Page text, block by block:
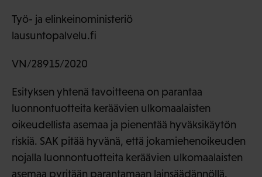
Työ- ja elinkeinoministeriö
lausuntopalvelu.fi
VN/28915/2020
Esityksen yhtenä tavoitteena on parantaa
luonnontuotteita keräävien ulkomaalaisten
oikeudellista asemaa ja pienentää hyväksikäytön
riskiä. SAK pitää hyvänä, että jokamiehenoikeuden
nojalla luonnontuotteita keräävien ulkomaalaisten
asemaa pyritään parantamaan lainsäädännöllä.